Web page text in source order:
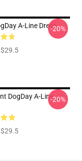
A-Line Dress
$29.5
-20%
DogDay A-Line
$29.5
-20%